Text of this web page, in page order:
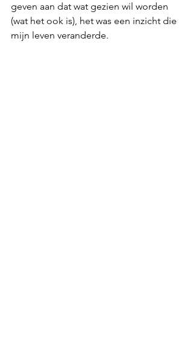
geven aan dat wat gezien wil worden
(wat het ook is), het was een inzicht die
mijn leven veranderde.